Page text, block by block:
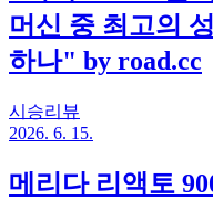
머신 중 최고의
하나" by road.cc
시승리뷰
2026. 6. 15.
메리다 리액토